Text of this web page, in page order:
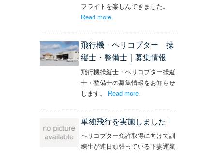
フライトを楽しんできました。
Read more
飛行機・ヘリコプター 操
縦士・整備士｜募集情報
飛行機操縦士・ヘリコプター操縦
士・整備士の募集情報をお知らせ
します。
Read more– ‘飛行機・ヘリコプター
.
単独飛行を実施しました！
ヘリコプター免許取得に向けて訓
練生が連日頑張っている下妻運航